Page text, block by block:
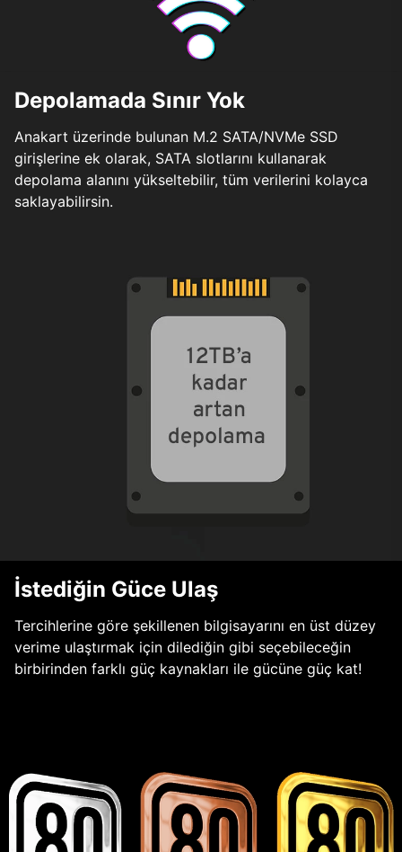
Depolamada Sınır Yok
Anakart üzerinde bulunan M.2 SATA/NVMe SSD
girişlerine ek olarak, SATA slotlarını kullanarak
depolama alanını yükseltebilir, tüm verilerini kolayca
saklayabilirsin.
İstediğin Güce Ulaş
Tercihlerine göre şekillenen bilgisayarını en üst düzey
verime ulaştırmak için dilediğin gibi seçebileceğin
birbirinden farklı güç kaynakları ile gücüne güç kat!